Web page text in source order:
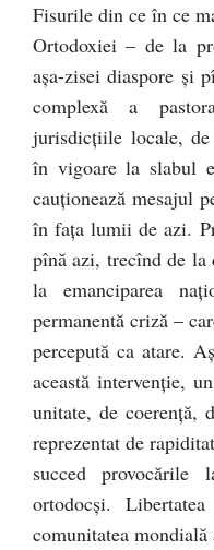
Fisurile din ce în ce
Ortodoxiei – de la
aşa-zisei diaspore şi
complexă a
jurisdicţiile locale, de
în vigoare la slabul
cauţionează mesajul
în faţa lumii de azi.
pînă azi, trecînd de
la emanciparea
permanentă criză –
percepută ca atare.
această intervenţie,
unitate, de coerenţă,
reprezentat de
succed
ortodocşi.
comunitatea